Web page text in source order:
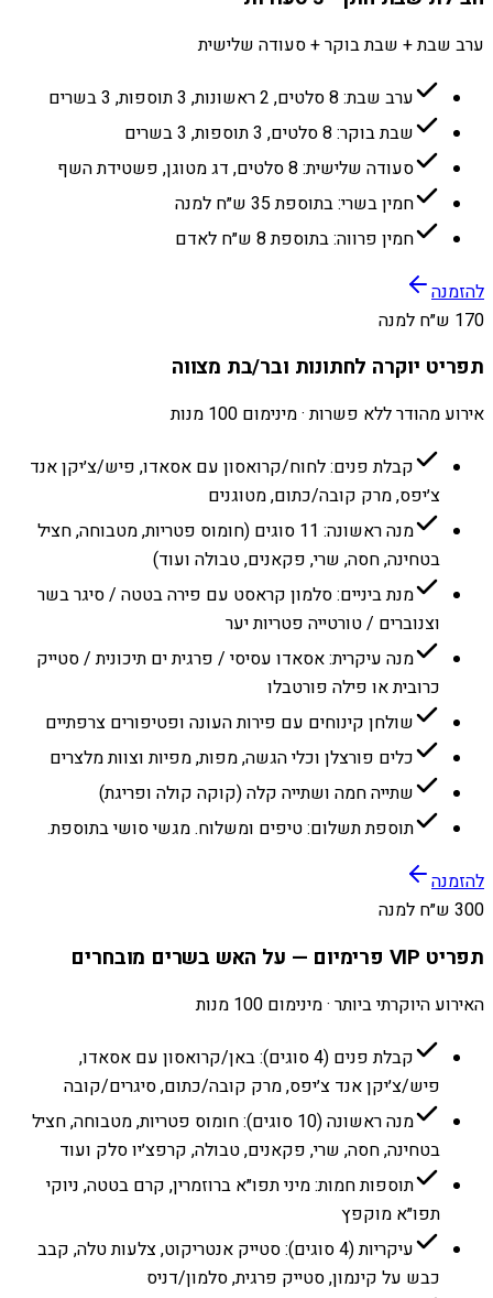
ערב שבת + שבת בוקר + סעודה שלישית
ערב שבת: 8 סלטים, 2 ראשונות, 3 תוספות, 3 בשרים
שבת בוקר: 8 סלטים, 3 תוספות, 3 בשרים
סעודה שלישית: 8 סלטים, דג מטוגן, פשטידת השף
חמין בשרי: בתוספת 35 ש״ח למנה
חמין פרווה: בתוספת 8 ש״ח לאדם
להזמנה
170 ש״ח למנה
תפריט יוקרה לחתונות ובר/בת מצווה
אירוע מהודר ללא פשרות · מינימום 100 מנות
קבלת פנים: לחוח/קרואסון עם אסאדו, פיש/צ׳יקן אנד
צ׳יפס, מרק קובה/כתום, מטוגנים
מנה ראשונה: 11 סוגים (חומוס פטריות, מטבוחה, חציל
בטחינה, חסה, שרי, פקאנים, טבולה ועוד)
מנת ביניים: סלמון קראסט עם פירה בטטה / סיגר בשר
וצנוברים / טורטייה פטריות יער
מנה עיקרית: אסאדו עסיסי / פרגית ים תיכונית / סטייק
כרובית או פילה פורטבלו
שולחן קינוחים עם פירות העונה ופטיפורים צרפתיים
כלים פורצלן וכלי הגשה, מפות, מפיות וצוות מלצרים
שתייה חמה ושתייה קלה (קוקה קולה ופריגת)
תוספת תשלום: טיפים ומשלוח. מגשי סושי בתוספת.
להזמנה
300 ש״ח למנה
תפריט VIP פרימיום — על האש בשרים מובחרים
האירוע היוקרתי ביותר · מינימום 100 מנות
קבלת פנים (4 סוגים): באן/קרואסון עם אסאדו,
פיש/צ׳יקן אנד צ׳יפס, מרק קובה/כתום, סיגרים/קובה
מנה ראשונה (10 סוגים): חומוס פטריות, מטבוחה, חציל
בטחינה, חסה, שרי, פקאנים, טבולה, קרפצ׳יו סלק ועוד
תוספות חמות: מיני תפו״א ברוזמרין, קרם בטטה, ניוקי
תפו״א מוקפץ
עיקריות (4 סוגים): סטייק אנטריקוט, צלעות טלה, קבב
כבש על קינמון, סטייק פרגית, סלמון/דניס